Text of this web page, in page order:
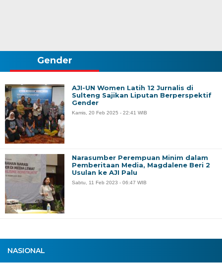
NASIONAL
Gender
AJI-UN Women Latih 12 Jurnalis di
Sulteng Sajikan Liputan Berperspektif
Gender
Kamis, 20 Feb 2025 - 22:41 WIB
Narasumber Perempuan Minim dalam
Pemberitaan Media, Magdalene Beri 2
Usulan ke AJI Palu
Sabtu, 11 Feb 2023 - 06:47 WIB